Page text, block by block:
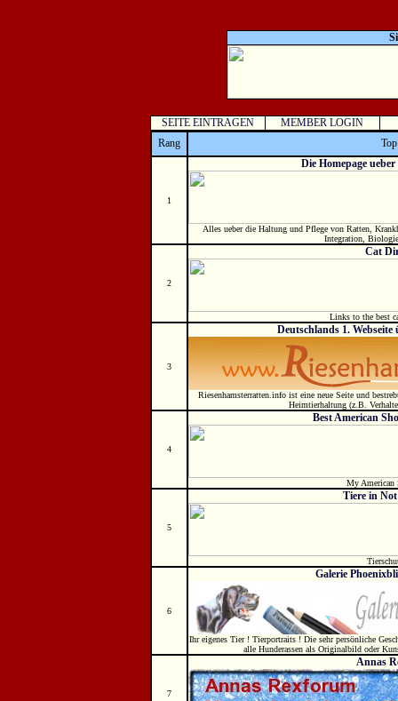
SEITE EINTRAGEN
MEMBER LOGIN
Rang
1
Die Homepage
Alles ueber die Haltung und Pflege von Ratten,
Integration,
2
Cat
Links to the best
3
Deutschlands 1.
Riesenhamsterratten.info ist eine neue Seite und
Heimtierhaltung (z.B.
4
Best American
My American
5
Tiere in
6
Galerie
Ihr eigenes Tier ! Tierportraits ! Die sehr persönliche
alle Hunderassen als Originalbild oder
7
Annas